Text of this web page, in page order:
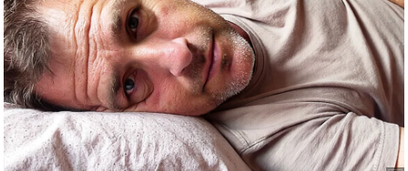
हॉ
ली
वु
ड
फि
ल्म
स